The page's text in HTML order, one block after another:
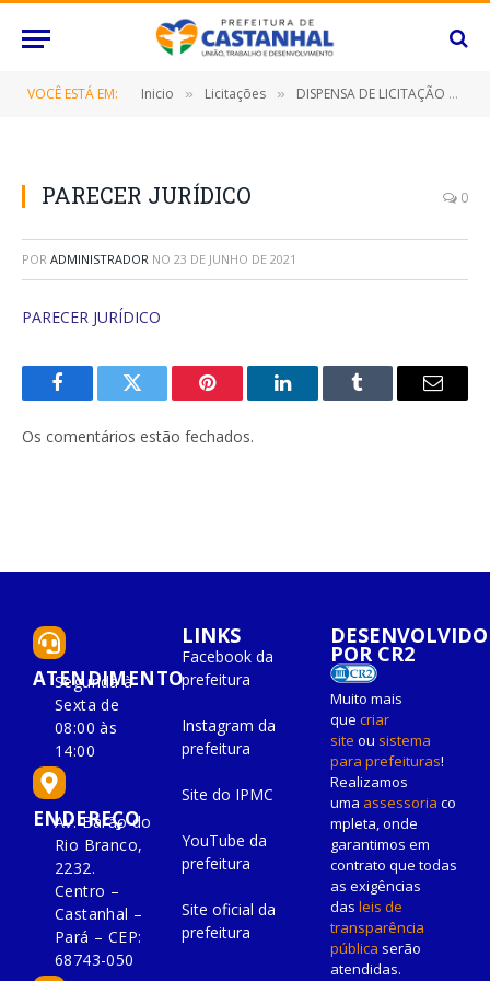
VOCÊ ESTÁ EM: Inicio » Licitações » DISPENSA DE LICITAÇÃO – 070/2020 (LOCAÇÃO DE IMÓVEL DESTINADO AO FUNCIONAMENTO DA COMISSÃO DE PROCESSOS ADMINISTRATIVOS DISCIPLINAR – PAD NESTE MUNICÍPIO DE CASTANHAL/PA)
PARECER JURÍDICO 0
POR ADMINISTRADOR NO 23 DE JUNHO DE 2021
PARECER JURÍDICO
FacebookTwitter Pinterest O
Tumblr
E-
Os comentários estão fechados.
ATENDIMENTO
Segunda à
Sexta de
08:00 às
14:00
ENDEREÇO
Av. Barão do
Rio Branco,
2232.
Centro –
Castanhal –
Pará – CEP:
68743-050
LINKS
Facebook da
prefeitura
Instagram da
prefeitura
Site do IPMC
YouTube da
prefeitura
Site oficial da
prefeitura
DESENVOLVIDO
POR CR2
Muito mais
que criar
site ou sistema
para prefeituras!
Realizamos
uma assessoria co
mpleta, onde
garantimos em
contrato que todas
as exigências
das leis de
transparência
pública serão
atendidas.